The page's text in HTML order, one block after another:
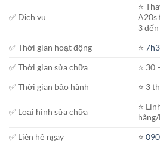
✅ Dịch vụ
⭐️
A20s
3
✅ Thời gian hoạt động
⭐️
✅ Thời gian sửa chữa
⭐️ 30
✅ Thời gian bảo hành
⭐️ 3
✅ Loại hình sửa chữa
⭐️
✅ Liên hệ ngay
⭐️